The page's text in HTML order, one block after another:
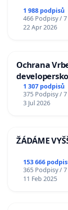
1 988 podpisů
466 Podpisy /
22 Apr 2026
Ochrana
1 307 podpisů
375 Podpisy /
3 Jul 2026
ŽÁDÁME
153 666
365 Podpisy /
11 Feb 2025